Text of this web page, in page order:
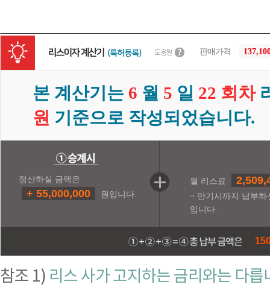
본 계산기는 6 월 5 일 22 회차
원 기준으로 작성되었습니다.
판매가격
정산하실 금액은
+ 55,000,000 원입니다.
월 리스료
= 만기시까지 납부
입니다.
참조 1) 리스 사가 고지하는 금리와는 다